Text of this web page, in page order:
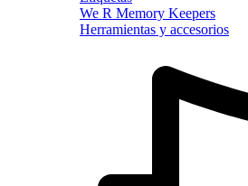
We R Memory Keepers
Herramientas y accesorios